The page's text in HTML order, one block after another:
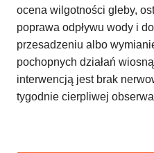
ocena wilgotności gleby,
poprawa odpływu wody i
przesadzeniu albo
pochopnych działań
interwencją jest brak
tygodnie cierpliwej